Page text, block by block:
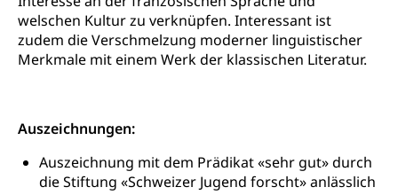
welschen Kultur zu verknüpfen. Interessant ist
zudem die Verschmelzung moderner linguistischer
Merkmale mit einem Werk der klassischen Literatur.
Auszeichnungen:
Auszeichnung mit dem Prädikat «sehr gut» durch
die Stiftung «Schweizer Jugend forscht» anlässlich
ZG)
Strassenverkehrsamt
Verkehr und Infrastruktur vif
Persönliches
Zivilstand
Zivilstandswesen
Adoption
Adoptivkind, Adoptiveltern, Adoptionsvermittlung,